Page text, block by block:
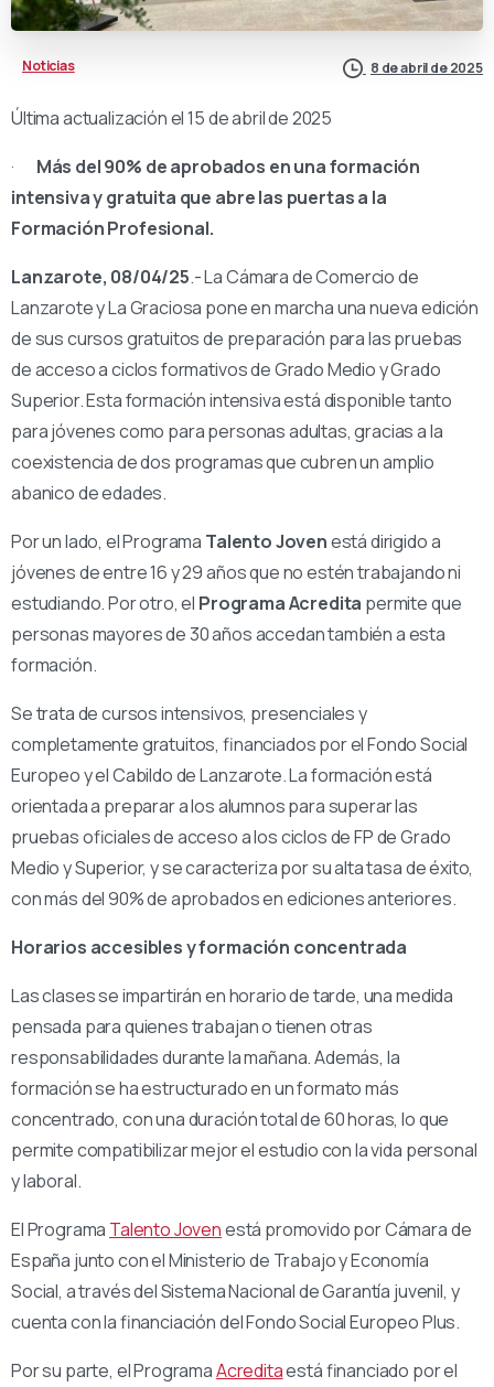
Noticias 8 de abril de 2025
Última actualización el 15 de abril de 2025
· Más del 90% de aprobados en una formación
intensiva y gratuita que abre las puertas a la
Formación Profesional.
Lanzarote, 08/04/25.- La Cámara de Comercio de
Lanzarote y La Graciosa pone en marcha una nueva edición
de sus cursos gratuitos de preparación para las pruebas
de acceso a ciclos formativos de Grado Medio y Grado
Superior. Esta formación intensiva está disponible tanto
para jóvenes como para personas adultas, gracias a la
coexistencia de dos programas que cubren un amplio
abanico de edades.
Por un lado, el Programa Talento Jovenestá dirigido a
jóvenes de entre 16 y 29 años que no estén trabajando ni
estudiando. Por otro, el Programa Acredita permite que
personas mayores de 30 años accedan también a esta
formación.
Se trata de cursos intensivos, presenciales y
completamente gratuitos, financiados por el Fondo Social
Europeo y el Cabildo de Lanzarote. La formación está
orientada a preparar a los alumnos para superar las
pruebas oficiales de acceso a los ciclos de FP de Grado
Medio y Superior, y se caracteriza por su alta tasa de éxito,
con más del 90% de aprobados en ediciones anteriores.
Horarios accesibles y formación concentrada
Las clases se impartirán en horario de tarde, una medida
pensada para quienes trabajan o tienen otras
responsabilidades durante la mañana. Además, la
formación se ha estructurado en un formato más
concentrado, con una duración total de 60 horas, lo que
permite compatibilizar mejor el estudio con la vida personal
y laboral.
El Programa Talento Jovenestá promovido por Cámara de
España junto con el Ministerio de Trabajo y Economía
Social, a través del Sistema Nacional de Garantía juvenil, y
cuenta con la financiación del Fondo Social Europeo Plus.
Por su parte, el ProgramaAcreditaestá financiado por el